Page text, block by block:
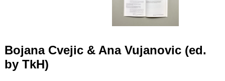
Bojana Cvejic & Ana Vujanovic (ed.
by TkH)